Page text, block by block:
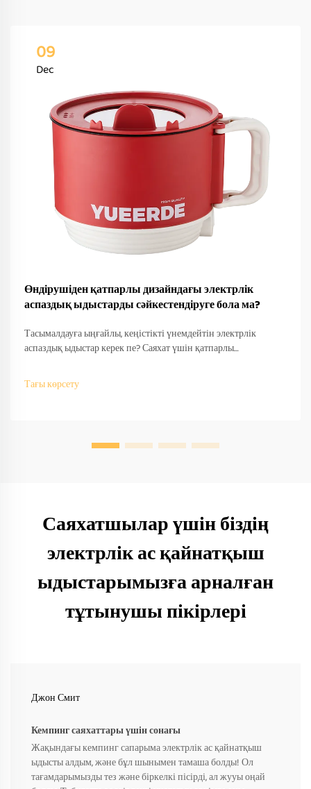
09
Dec
Өндірушіден қатпарлы дизайндағы электрлік
аспаздық ыдыстарды сәйкестендіруге бола ма?
Тасымалдауға ыңғайлы, кеңістікті үнемдейтін электрлік
аспаздық ыдыстар керек пе? Саяхат үшін қатпарлы
OEM/ODM қолдау, жылдам прототиптеу және халықаралық
сәйкестік. Бүгін-ақ сұраныс беріңіз.
Тағы көрсету
Саяхатшылар үшін біздің
электрлік ас қайнатқыш
ыдыстарымызға арналған
тұтынушы пікірлері
Джон Смит
Кемпинг саяхаттары үшін сонағы
Жақындағы кемпинг сапарыма электрлік ас қайнатқыш
ыдысты алдым, және бұл шынымен тамаша болды! Ол
тағамдарымызды тез және біркелкі пісірді, ал жууы оңай